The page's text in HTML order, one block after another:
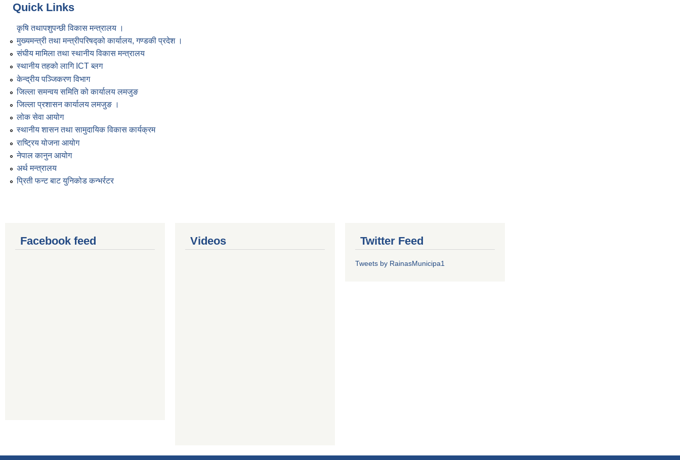
Quick Links
कृषि तथापशुपन्छी विकास मन्त्रालय ।
मुख्यमन्त्री तथा मन्त्रीपरिषद्को कार्यालय, गण्डकी प्रदेश ।
संघीय मामिला तथा स्थानीय विकास मन्त्रालय
स्थानीय तहको लागि ICT ब्लग
केन्द्रीय पञ्जिकरण विभाग
जिल्ला समन्वय समिति को कार्यालय लमजुङ
जिल्ला प्रशासन कार्यालय लमजुङ ।
लोक सेवा आयोग
स्थानीय शासन तथा सामुदायिक विकास कार्यक्रम
राष्ट्रिय योजना आयोग
नेपाल कानुन आयोग
अर्थ मन्त्रालय
प्रिती फन्ट बाट युनिकोड कन्भर्रटर
Facebook feed Videos Twitter Feed
Tweets by RainasMunicipa1